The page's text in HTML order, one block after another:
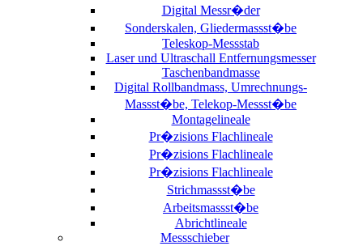
Digital Messr�der
Sonderskalen, Gliedermassst�be
Teleskop-Messstab
Laser und Ultraschall Entfernungsmesser
Taschenbandmasse
Digital Rollbandmass, Umrechnungs-
Massst�be, Telekop-Messst�be
Montagelineale
Pr�zisions Flachlineale
Pr�zisions Flachlineale
Pr�zisions Flachlineale
Strichmassst�be
Arbeitsmassst�be
Abrichtlineale
Messschieber